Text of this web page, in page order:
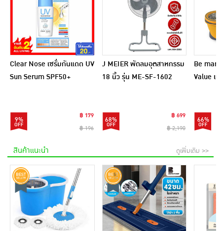
Clear Nose เซรั่มกันแดด UV
Sun Serum SPF50+
9%
฿ 179
฿ 196
J MEIER พัดลมอุตสาหกรรม
18 นิ้ว รุ่น ME-SF-1602
68%
฿ 699
฿ 2,190
Be
Value แ
66%
สินค้าแนะนำ ดูเพิ่มเติม >>